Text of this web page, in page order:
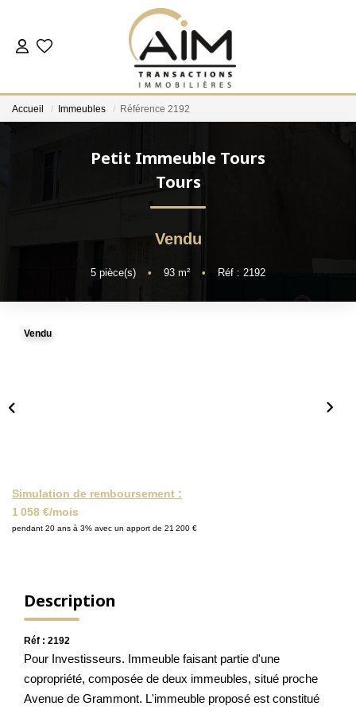
ACHETER
NOS AGENCES
Notre Équipe
Nous Rejoindre
Accueil Immeubles Référence 2192
Petit Immeuble Tours
Tours
Vendu
5 pièce(s) • 93 m² • Réf : 2192
Vendu
Simulation de remboursement :
1 058 €/mois
pendant 20 ans à 3% avec un apport de 21 200 €
Description
Réf : 2192
Pour Investisseurs. Immeuble faisant partie d'une
copropriété, composée de deux immeubles, situé proche
Avenue de Grammont. L'immeuble proposé est constitué